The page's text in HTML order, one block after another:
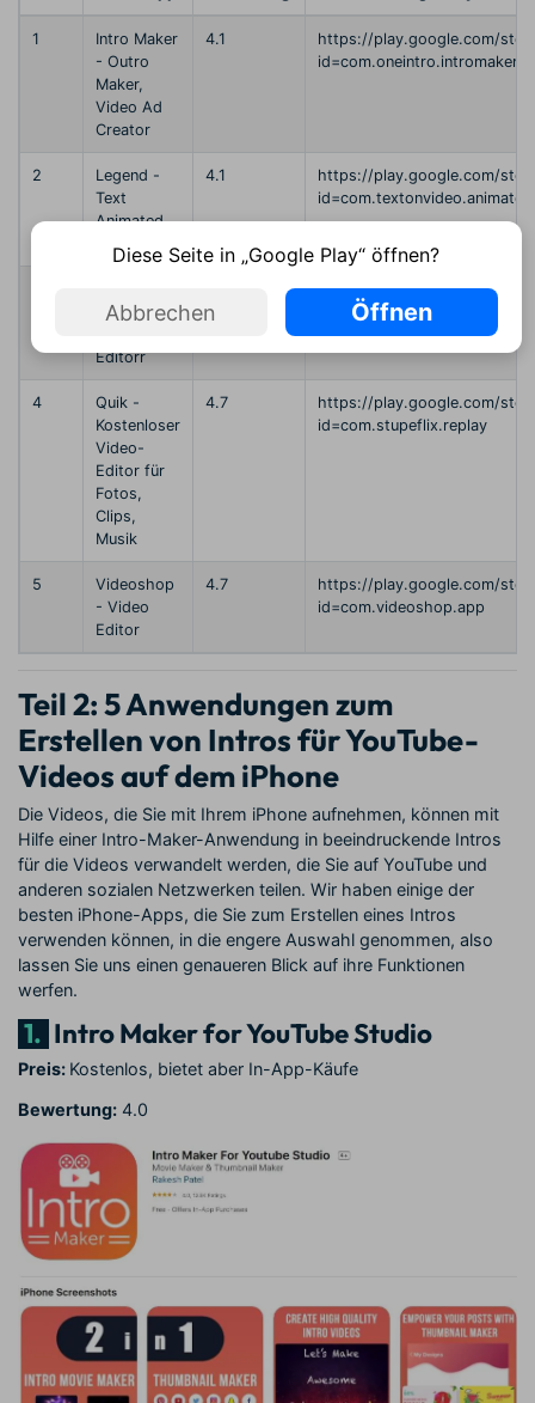
1
Intro Maker
- Outro
Maker,
Video Ad
Creator
4.1
https://play.google.com/
2
Legend -
Text
Animated
Maker
4.1
https://play.google.com/
- Musik
Editorr
https://play.google.com/
4
Quik -
Kostenloser
Video-
Editor für
Fotos,
Clips,
Musik
4.7
https://play.google.com/
id=com.stupeflix.replay
5
Videoshop
- Video
Editor
4.7
https://play.google.com/
id=com.videoshop.app
Teil 2: 5 Anwendungen zum
Erstellen von Intros für YouTube-
Videos auf dem iPhone
Die Videos, die Sie mit Ihrem iPhone aufnehmen, können mit
Hilfe einer Intro-Maker-Anwendung in beeindruckende Intros
für die Videos verwandelt werden, die Sie auf YouTube und
anderen sozialen Netzwerken teilen. Wir haben einige der
besten iPhone-Apps, die Sie zum Erstellen eines Intros
verwenden können, in die engere Auswahl genommen, also
lassen Sie uns einen genaueren Blick auf ihre Funktionen
werfen.
1. Intro Maker for YouTube Studio
Preis: Kostenlos, bietet aber In-App-Käufe
Bewertung: 4.0
Diese Seite in „Google Play“ öffnen?
Abbrechen Öffnen